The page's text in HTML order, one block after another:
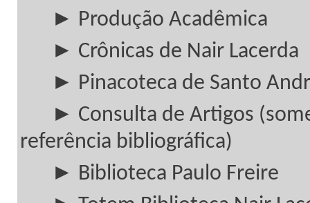
► Produção Acadêmica
► Crônicas de Nair Lacerda
► Pinacoteca de Santo
► Consulta de Artigos
referência bibliográfica)
► Biblioteca Paulo Freire